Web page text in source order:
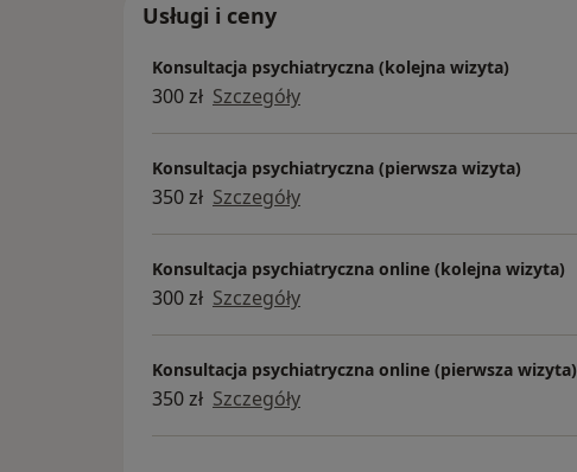
Usługi i ceny
Konsultacja psychiatryczna (kolejna wizyta)
300 zł Szczegóły
Konsultacja psychiatryczna (pierwsza wizyta)
350 zł Szczegóły
Konsultacja psychiatryczna online (kolejna wizyta)
300 zł Szczegóły
Konsultacja psychiatryczna online (pierwsza wizyta)
350 zł Szczegóły